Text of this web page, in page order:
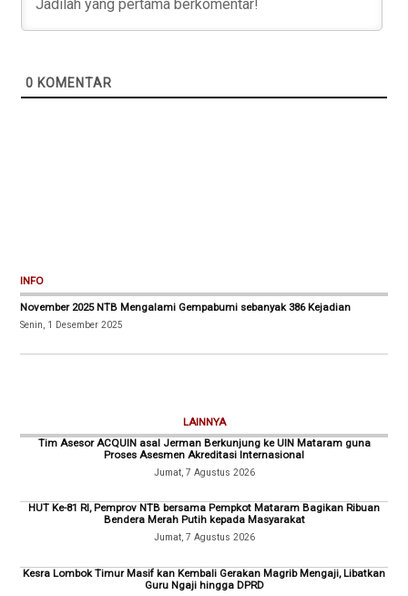
0 KOMENTAR
INFO
November 2025 NTB Mengalami Gempabumi sebanyak 386 Kejadian
Senin, 1 Desember 2025
LAINNYA
Tim Asesor ACQUIN asal Jerman Berkunjung ke UIN Mataram guna
Proses Asesmen Akreditasi Internasional
Jumat, 7 Agustus 2026
HUT Ke-81 RI, Pemprov NTB bersama Pempkot Mataram Bagikan Ribuan
Bendera Merah Putih kepada Masyarakat
Jumat, 7 Agustus 2026
Kesra Lombok Timur Masif kan Kembali Gerakan Magrib Mengaji, Libatkan
Guru Ngaji hingga DPRD